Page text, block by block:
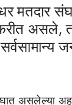
मतदार
असले,
असलेल्या